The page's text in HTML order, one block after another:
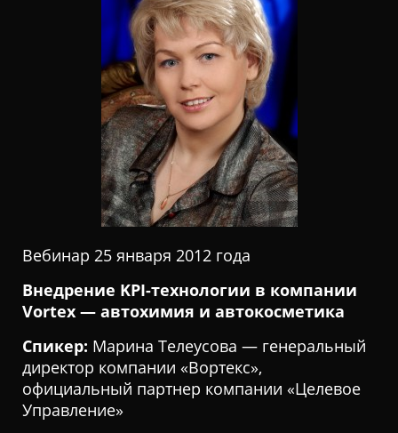
Вебинар 25 января 2012 года
Внедрение KPI-технологии в компании
Vortex — автохимия и автокосметика
Спикер: Марина Телеусова — генеральный
директор компании «Вортекс»,
официальный партнер компании «Целевое
Управление»